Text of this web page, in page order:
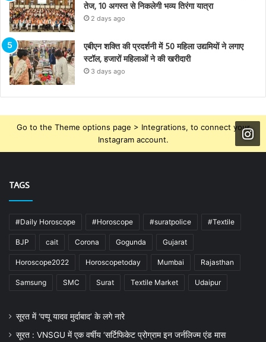
तेज, 10 अगस्त से निकलेगी भव्य तिरंगा यात्रा
2 days ago
एबीएन शक्ति की प्रदर्शनी में 50 महिला उद्यमियों ने लगाए
स्टॉल, हजारों महिलाओं ने की खरीदारी
3 days ago
Go to the Theme options page > Integrations, to connect your
Instagram account.
TAGS
#Daily Horoscope #Horoscope #suratpolice #Textile
BJP cait Corona Gogunda Gujarat
Horoscope2022 Horoscopetoday Mumbai Rajasthan
Samsung SMC Surat Textile Market Udaipur
सूरत में ‘पप्पू यादव मुर्दाबाद’ के लगे नारे
सूरत : VNSGU में एक वर्षीय ‘सर्टिफिकेट प्रोग्राम इन जर्नलिज्म एंड मास